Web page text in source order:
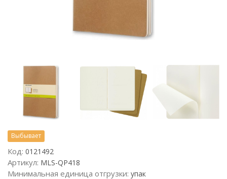
Выбывает
Код: 0121492
Артикул: MLS-QP418
Минимальная единица отгрузки: упак